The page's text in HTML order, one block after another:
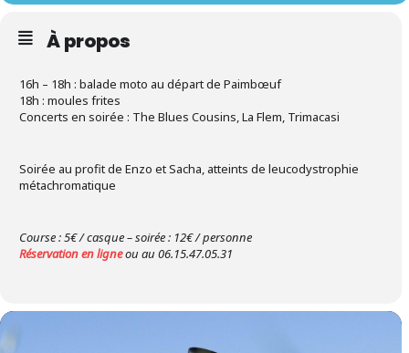
À propos
16h – 18h : balade moto au départ de Paimbœuf
18h : moules frites
Concerts en soirée : The Blues Cousins, La Flem, Trimacasi
Soirée au profit de Enzo et Sacha, atteints de leucodystrophie
métachromatique
Course : 5€ / casque – soirée : 12€ / personne
Réservation en ligneou au 06.15.47.05.31